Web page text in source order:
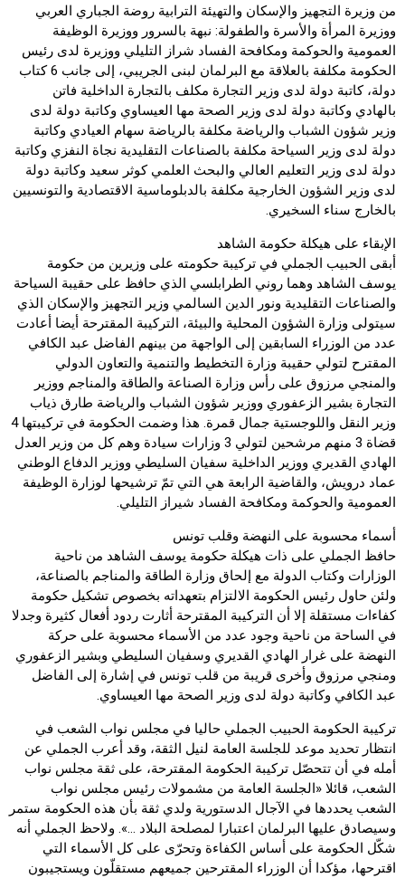
من وزيرة التجهيز والإسكان والتهيئة الترابية روضة الجباري العربي
ووزيرة المرأة والأسرة والطفولة: نبهة بالسرور ووزيرة الوظيفة
العمومية والحوكمة ومكافحة الفساد شراز التليلي ووزيرة لدى رئيس
الحكومة مكلفة بالعلاقة مع البرلمان لبنى الجريبي، إلى جانب 6 كتاب
دولة، كاتبة دولة لدى وزير التجارة مكلف بالتجارة الداخلية فاتن
بالهادي وكاتبة دولة لدى وزير الصحة مها العيساوي وكاتبة دولة لدى
وزير شؤون الشباب والرياضة مكلفة بالرياضة سهام العيادي وكاتبة
دولة لدى وزير السياحة مكلفة بالصناعات التقليدية نجاة النفزي وكاتبة
دولة لدى وزير التعليم العالي والبحث العلمي كوثر سعيد وكاتبة دولة
لدى وزير الشؤون الخارجية مكلفة بالدبلوماسية الاقتصادية والتونسيين
بالخارج سناء السخيري.
الإبقاء على هيكلة حكومة الشاهد
أبقى الحبيب الجملي في تركيبة حكومته على وزيرين من حكومة
يوسف الشاهد وهما روني الطرابلسي الذي حافظ على حقيبة السياحة
والصناعات التقليدية ونور الدين السالمي وزير التجهيز والإسكان الذي
سيتولى وزارة الشؤون المحلية والبيئة، التركيبة المقترحة أيضا أعادت
عدد من الوزراء السابقين إلى الواجهة من بينهم الفاضل عبد الكافي
المقترح لتولي حقيبة وزارة التخطيط والتنمية والتعاون الدولي
والمنجي مرزوق على رأس وزارة الصناعة والطاقة والمناجم ووزير
التجارة بشير الزعفوري ووزير شؤون الشباب والرياضة طارق ذياب
وزير النقل واللوجستية جمال قمرة. هذا وضمت الحكومة في تركيبتها 4
قضاة 3 منهم مرشحين لتولي 3 وزارات سيادة وهم كل من وزير العدل
الهادي القديري ووزير الداخلية سفيان السليطي ووزير الدفاع الوطني
عماد درويش، والقاضية الرابعة هي التي تمّ ترشيحها لوزارة الوظيفة
العمومية والحوكمة ومكافحة الفساد شيراز التليلي.
أسماء محسوبة على النهضة وقلب تونس
حافظ الجملي على ذات هيكلة حكومة يوسف الشاهد من ناحية
الوزارات وكتاب الدولة مع إلحاق وزارة الطاقة والمناجم بالصناعة،
ولئن حاول رئيس الحكومة الالتزام بتعهداته بخصوص تشكيل حكومة
كفاءات مستقلة إلا أن التركيبة المقترحة أثارت ردود أفعال كثيرة وجدلا
في الساحة من ناحية وجود عدد من الأسماء محسوبة على حركة
النهضة على غرار الهادي القديري وسفيان السليطي وبشير الزعفوري
ومنجي مرزوق وأخرى قريبة من قلب تونس في إشارة إلى الفاضل
عبد الكافي وكاتبة دولة لدى وزير الصحة مها العيساوي.
تركيبة الحكومة الحبيب الجملي حاليا في مجلس نواب الشعب في
انتظار تحديد موعد للجلسة العامة لنيل الثقة، وقد أعرب الجملي عن
أمله في أن تتحصّل تركيبة الحكومة المقترحة، على ثقة مجلس نواب
الشعب، قائلا «الجلسة العامة من مشمولات رئيس مجلس نواب
الشعب يحددها في الآجال الدستورية ولدي ثقة بأن هذه الحكومة ستمر
وسيصادق عليها البرلمان اعتبارا لمصلحة البلاد …». ولاحظ الجملي أنه
شكّل الحكومة على أساس الكفاءة وتحرّى على كل الأسماء التي
اقترحها، مؤكدا أن الوزراء المقترحين جميعهم مستقلّون ويستجيبون